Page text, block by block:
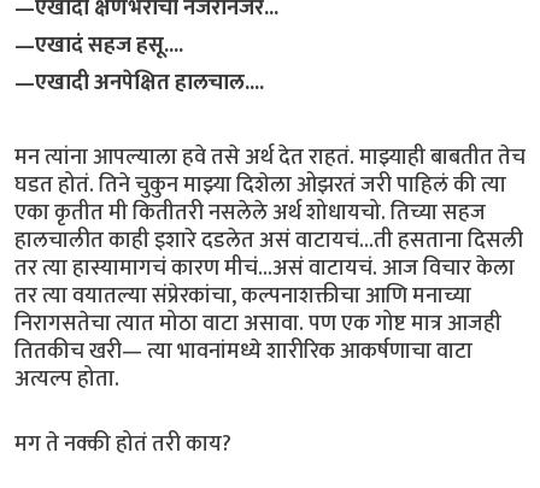
—एखादी क्षणभराची नजरानजर...
—एखादं सहज हसू....
—एखादी अनपेक्षित हालचाल....
मन त्यांना आपल्याला हवे तसे अर्थ देत राहतं. माझ्याही बाबतीत तेच
घडत होतं. तिने चुकुन माझ्या दिशेला ओझरतं जरी पाहिलं की त्या
एका कृतीत मी कितीतरी नसलेले अर्थ शोधायचो. तिच्या सहज
हालचालीत काही इशारे दडलेत असं वाटायचं...ती हसताना दिसली
तर त्या हास्यामागचं कारण मीचं...असं वाटायचं. आज विचार केला
तर त्या वयातल्या संप्रेरकांचा, कल्पनाशक्तीचा आणि मनाच्या
निरागसतेचा त्यात मोठा वाटा असावा. पण एक गोष्ट मात्र आजही
तितकीच खरी— त्या भावनांमध्ये शारीरिक आकर्षणाचा वाटा
अत्यल्प होता.
मग ते नक्की होतं तरी काय?